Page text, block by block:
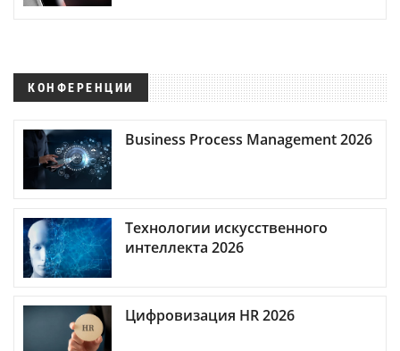
КОНФЕРЕНЦИИ
Business Process Management 2026
Технологии искусственного
интеллекта 2026
Цифровизация HR 2026